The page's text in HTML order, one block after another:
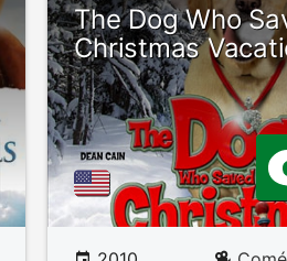
The Dog Who
Christmas